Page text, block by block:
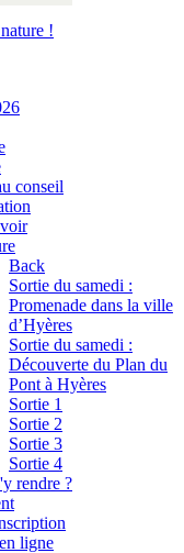
!
conseil
Back
Sortie du samedi :
Promenade dans la ville
d’Hyères
Sortie du samedi :
Découverte du Plan du
Pont à Hyères
Sortie 1
Sortie 2
Sortie 3
Sortie 4
rendre ?
ligne